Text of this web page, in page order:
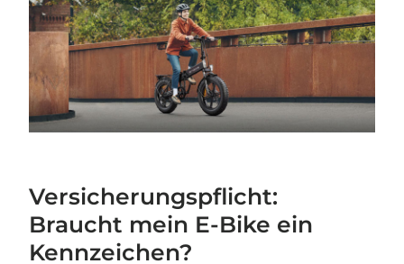
Versicherungspflicht:
Braucht mein E-Bike ein
Kennzeichen?